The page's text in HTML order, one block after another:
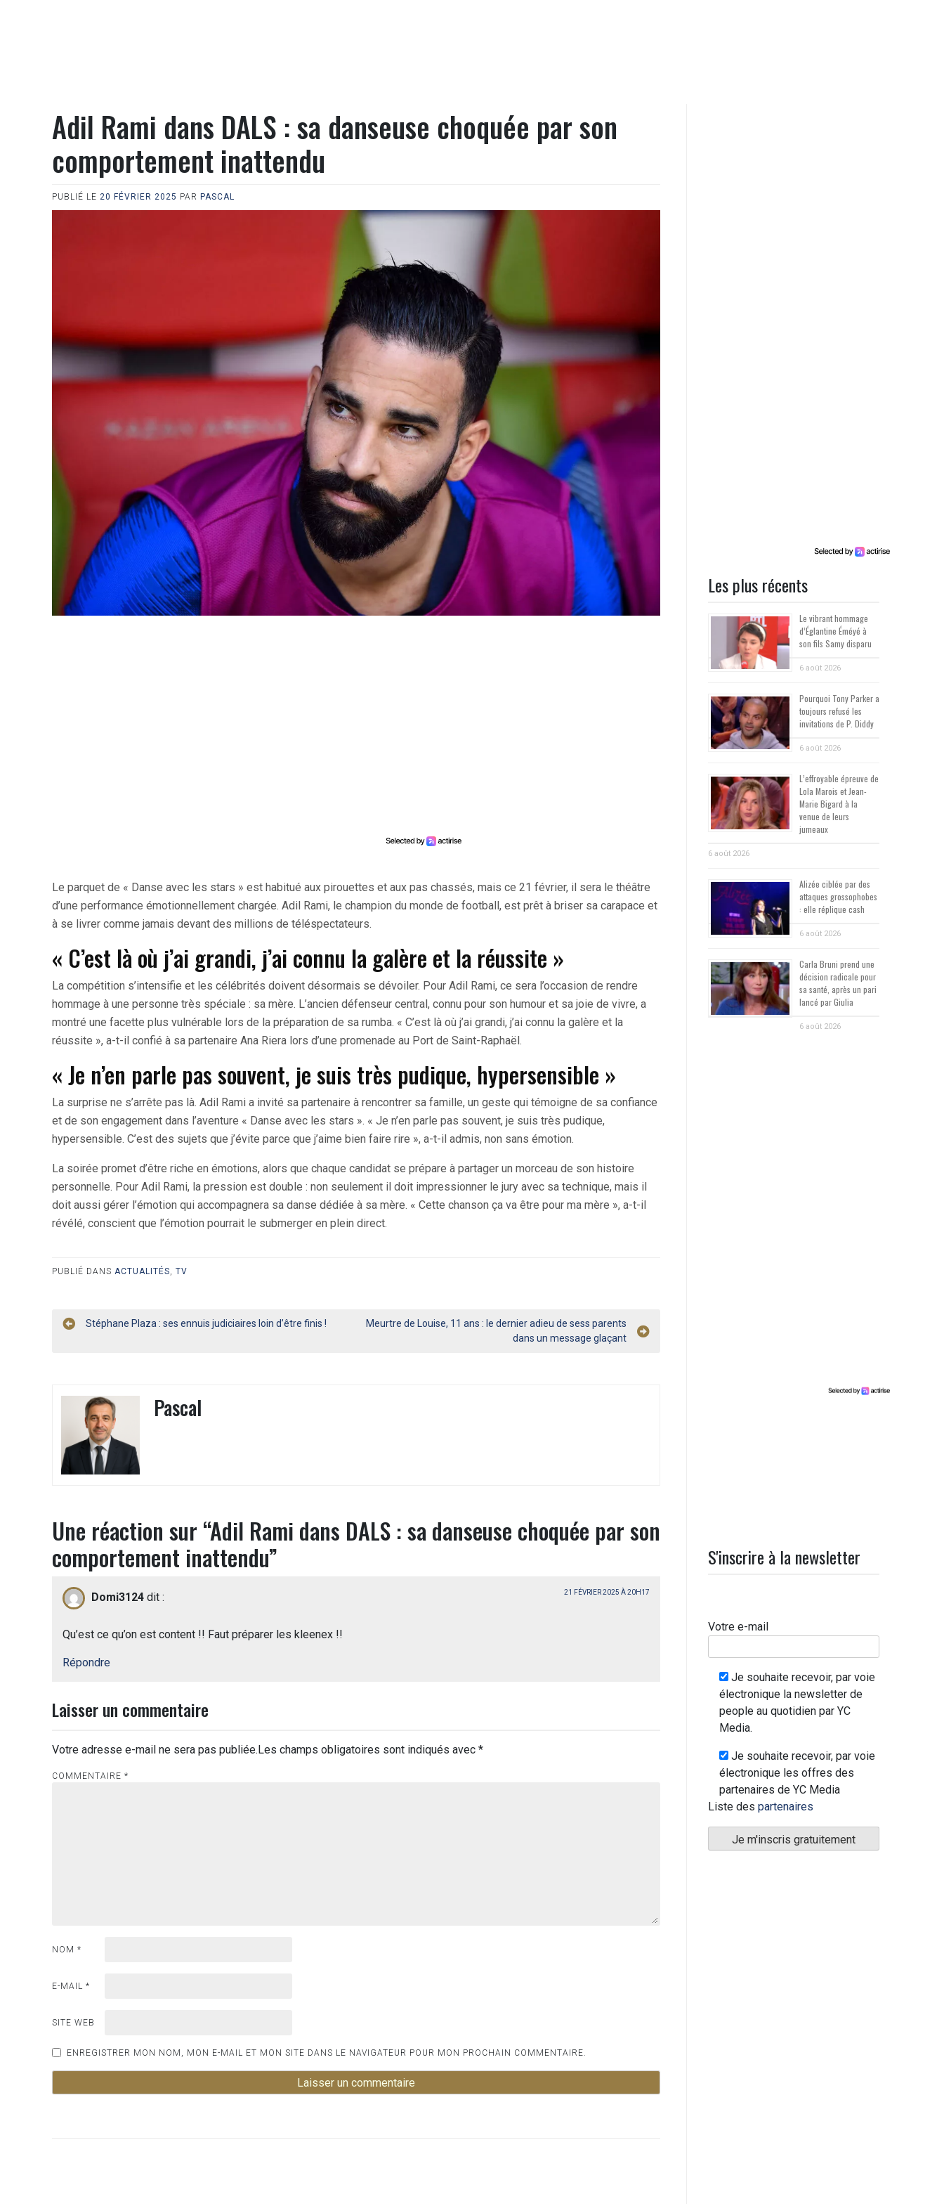
Adil Rami dans DALS : sa danseuse choquée par son
comportement inattendu
PUBLIÉ LE 20 FÉVRIER 2025 PAR PASCAL
Le parquet de « Danse avec les stars » est habitué aux pirouettes et aux pas chassés, mais ce 21 février, il sera le théâtre
d’une performance émotionnellement chargée. Adil Rami, le champion du monde de football, est prêt à briser sa carapace et
à se livrer comme jamais devant des millions de téléspectateurs.
« C’est là où j’ai grandi, j’ai connu la galère et la réussite »
La compétition s’intensifie et les célébrités doivent désormais se dévoiler. Pour Adil Rami, ce sera l’occasion de rendre
hommage à une personne très spéciale : sa mère. L’ancien défenseur central, connu pour son humour et sa joie de vivre, a
montré une facette plus vulnérable lors de la préparation de sa rumba. « C’est là où j’ai grandi, j’ai connu la galère et la
réussite », a-t-il confié à sa partenaire Ana Riera lors d’une promenade au Port de Saint-Raphaël.
« Je n’en parle pas souvent, je suis très pudique, hypersensible »
La surprise ne s’arrête pas là. Adil Rami a invité sa partenaire à rencontrer sa famille, un geste qui témoigne de sa confiance
et de son engagement dans l’aventure « Danse avec les stars ». « Je n’en parle pas souvent, je suis très pudique,
hypersensible. C’est des sujets que j’évite parce que j’aime bien faire rire », a-t-il admis, non sans émotion.
La soirée promet d’être riche en émotions, alors que chaque candidat se prépare à partager un morceau de son histoire
personnelle. Pour Adil Rami, la pression est double : non seulement il doit impressionner le jury avec sa technique, mais il
doit aussi gérer l’émotion qui accompagnera sa danse dédiée à sa mère. « Cette chanson ça va être pour ma mère », a-t-il
révélé, conscient que l’émotion pourrait le submerger en plein direct.
PUBLIÉ DANS ACTUALITÉS TV
Navigation
Stéphane Plaza : ses ennuis judiciaires loin d’être finis !
Meurtre de Louise, 11 ans : le dernier adieu de sess parents
dans un message glaçant
Pascal
Une réaction sur “Adil Rami dans DALS : sa danseuse choquée par son
comportement inattendu”
Domi3124 dit : 21 FÉVRIER 2025 À 20H17
Qu’est ce qu’on est content !! Faut préparer les kleenex !!
Répondre
Laisser un commentaire
Votre adresse e-mail ne sera pas publiée.Les champs obligatoires sont indiqués avec *
COMMENTAIRE *
NOM *
E-MAIL *
SITE WEB
ENREGISTRER MON NOM, MON E-MAIL ET MON SITE DANS LE NAVIGATEUR POUR MON PROCHAIN COMMENTAIRE.
Les plus récents
Le vibrant hommage
d’Églantine Éméyé à
son fils Samy disparu
6 août 2026
Pourquoi Tony Parker a
toujours refusé les
invitations de P. Diddy
6 août 2026
L’effroyable épreuve de
Lola Marois et Jean-
Marie Bigard à la
venue de leurs
jumeaux
6 août 2026
Alizée ciblée par des
attaques grossophobes
: elle réplique cash
6 août 2026
Carla Bruni prend une
décision radicale pour
sa santé, après un pari
lancé par Giulia
6 août 2026
S'inscrire à la newsletter
Votre e-mail
Je souhaite recevoir, par voie
électronique la newsletter de
people au quotidien par YC
Media.
Je souhaite recevoir, par voie
électronique les offres des
partenaires de YC Media
Liste des partenaires